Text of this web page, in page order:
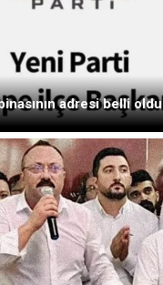
adresi belli oldu